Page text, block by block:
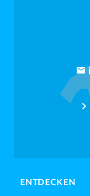
email
ENTDECKEN